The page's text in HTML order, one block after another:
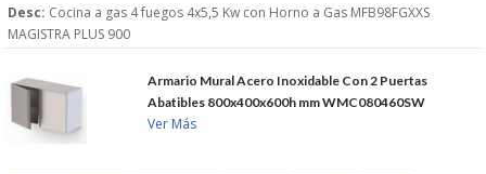
Desc: Cocina a gas 4 fuegos 4x5,5 Kw con Horno a Gas MFB98FGXXS
MAGISTRA PLUS 900
Armario Mural Acero Inoxidable Con 2 Puertas
Abatibles 800x400x600h mm WMC080460SW
Ver Más